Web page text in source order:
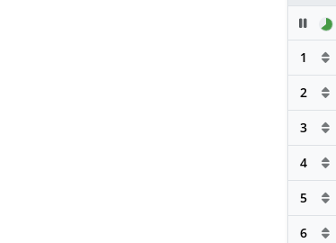
1
2
3
4
5
6